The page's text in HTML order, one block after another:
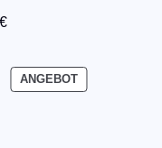
€
ANGEBOTPRODUKT
IM